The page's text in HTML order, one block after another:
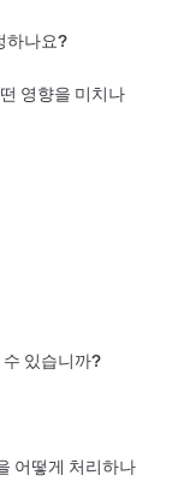
받은 날로부터 14
차량이 점검 보고
합니다.
하나요?
를 기반으로 결정
공한 정보, 시장
가 정해집니다.
영향을 미치나
또는 원래 상태
정 스위치, 보조
차량은 트레이
남음).
의 조기 반납을
시간은 당일 상
있습니까?
예약한 경우, 약
위해 필요한 문서
어떻게 처리하나